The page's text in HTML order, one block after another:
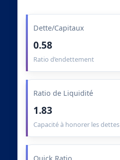
Dette/Capitaux
0.58
Ratio d’endettement
Ratio de Liquidité
1.83
Capacité à honorer les dettes